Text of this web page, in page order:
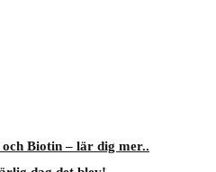
Biotin – lär dig mer..